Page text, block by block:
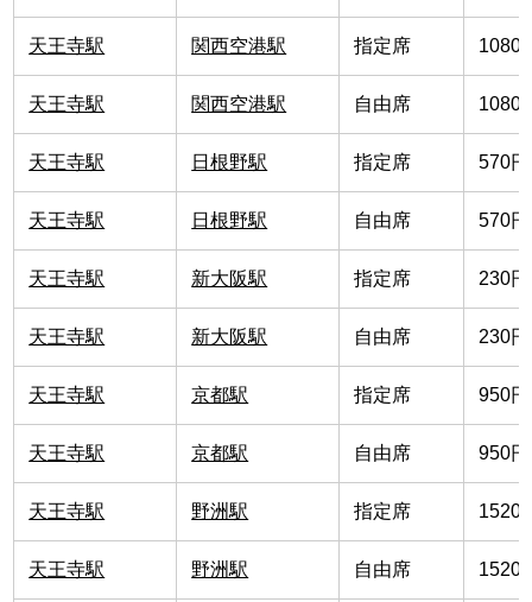
天王寺駅 関西空港駅 指定席 1080
天王寺駅 関西空港駅 自由席 1080
天王寺駅 日根野駅 指定席 570円
天王寺駅 日根野駅 自由席 570円
天王寺駅 新大阪駅 指定席 230円
天王寺駅 新大阪駅 自由席 230円
天王寺駅 京都駅 指定席 950円
天王寺駅 京都駅 自由席 950円
天王寺駅 野洲駅 指定席 1520
天王寺駅 野洲駅 自由席 1520